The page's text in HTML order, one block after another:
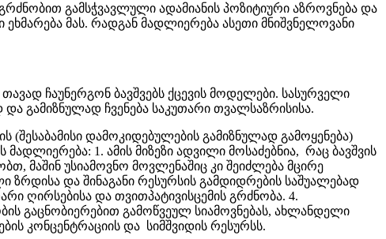
გამსჭვავლული ადამიანის პოზიტიური აზროვნება და
მას. რადგან მადლიერება ასეთი მნიშვნელოვანი
თავად ჩაუნერგონ ბავშვებს ქცევის მოდელები. სასურველი
გამიზნულად ჩვენება საკუთარი თვალსაზრისისა.
დამოკიდებულების გამიზნულად გამოყენება)
1. ამის მიზეზი ადვილი მოსაძებნია, რაც ბავშვის
მაშინ უსიამოვნო მოვლენაშიც კი შეიძლება მცირე
და შინაგანი რესურსის გამდიდრების საშუალებად
ღირსებისა და თვითპატივისცემის გრძნობა. 4.
გაცნობიერებით გამოწვეულ სიამოვნებას, ახლანდელი
კონცენტრაციის და სიმშვიდის რესურსს.